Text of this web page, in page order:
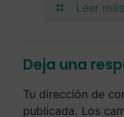
Leer más
Deja una
Tu dirección de
publicada. Los